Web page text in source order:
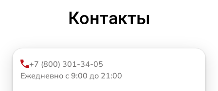
Контакты
+7 (800) 301-34-05
Ежедневно с 9:00 до 21:00